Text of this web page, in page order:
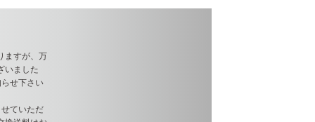
ますが、万
いました
せ下さい
ていただ